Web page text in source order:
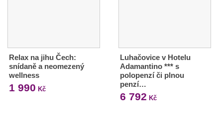
Relax na jihu Čech:
snídaně a neomezený
wellness
1 990 Kč
Luhačovice v Hotelu
Adamantino *** s
polopenzí či plnou
penzí…
6 792 Kč